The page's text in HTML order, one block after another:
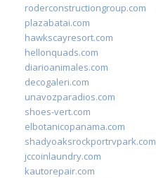
roderconstructiongroup.com
plazabatai.com
hawkscayresort.com
hellonquads.com
diarioanimales.com
decogaleri.com
unavozparadios.com
shoes-vert.com
elbotanicopanama.com
shadyoaksrockportrvpark.com
jccoinlaundry.com
kautorepair.com